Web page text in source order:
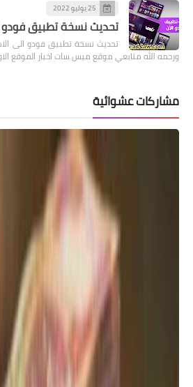
25 يوليو 2022
تحديث نسخة تطبيق فودو الى
ورحمه الله متابعي موقع ميس سات اخبار الموقع
مشاركات عشوائية